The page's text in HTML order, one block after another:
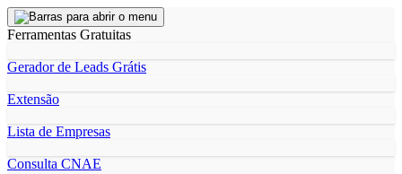
Ferramentas Gratuitas
Gerador de Leads Grátis
Extensão
Lista de Empresas
Consulta CNAE